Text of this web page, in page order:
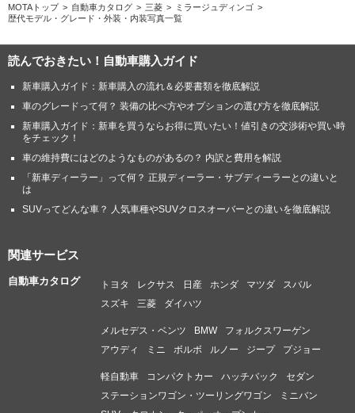
MOTAトップ 自動車カタログ 三菱
ミラージュディンゴ
歴代モデル・グレード・外装・内装写真一覧
読んでおきたい！自動車購入ガイド
新車購入ガイド：新車購入の流れ＆必要書類を徹底解説
車のグレードって何？ 装備の比べ方やオプションの選び方を徹底解説
新車購入ガイド：新車を買うならお得に買いたい！値引きの交渉術や買い時
をチェック！
車の維持費にはどのようなものがあるの？ 内訳と費用を解説
「新車ディーラー」って何？ 正規ディーラー・サブディーラーとの違いと
は
SUVってどんな車？ 人気車種やSUVクロスオーバーとの違いを徹底解説
関連サービス
自動車カタログ トヨタ レクサス 日産 ホンダ マツダ
スバル
スズキ
三菱 ダイハツ
メルセデス・ベンツ BMW
フォルクスワーゲン
アウディ
ミニ ボルボ ルノー ジープ プジョー
軽自動車 コンパクトカー ハッチバック
セダン
ステーションワゴン・ツーリングワゴン
ミニバン